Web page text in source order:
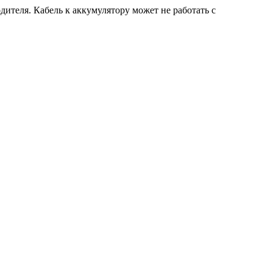
Кабель к аккумулятору может не работать с